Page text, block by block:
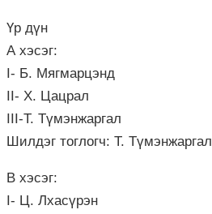
Үр дүн
А хэсэг:
I- Б. Мягмарцэнд
II- Х. Цацрал
III-Т. Түмэнжаргал
Шилдэг тоглогч: Т. Түмэнжаргал
В хэсэг:
I- Ц. Лхасүрэн